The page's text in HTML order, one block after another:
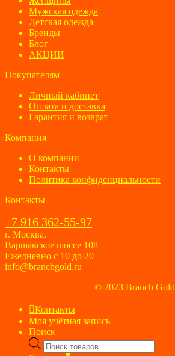
Мужская одежда
Детская одежда
Бренды
Блог
АКЦИИ
Покупателям
Личный кабинет
Оплата и доставка
Гарантия и возврат
Компания
О компании
Контакты
Политика конфиденциальности
Контакты
+7 916 362-55-97
г. Москва,
Варшавское шоссе 108
Ежедневно с 10 до 20
info@branchgold.ru
© 2023 Branch Gold
Контакты
Моя учётная запись
Поиск
Поиск
товаров